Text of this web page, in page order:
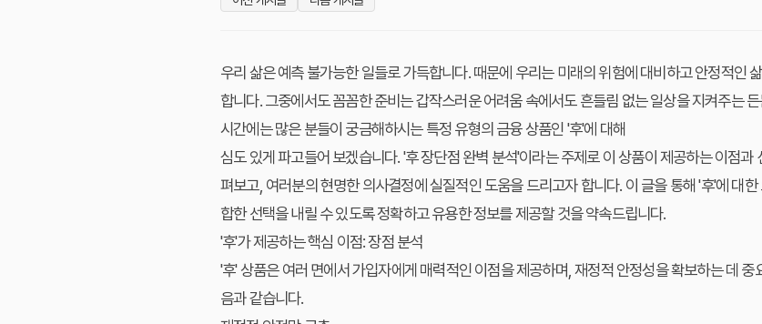
우리 삶은 예측 불가능한 일들로 가득합니다. 때문에 우리는 미래의 위험에 대비하고 안정적인
합니다. 그중에서도 꼼꼼한 준비는 갑작스러운 어려움 속에서도 흔들림 없는 일상을 지켜주는
시간에는 많은 분들이 궁금해하시는 특정 유형의 금융 상품인 '후'에 대해
심도 있게 파고들어 보겠습니다. '후 장단점 완벽 분석'이라는 주제로 이 상품이 제공하는 이점
펴보고, 여러분의 현명한 의사결정에 실질적인 도움을 드리고자 합니다. 이 글을 통해 '후'에 대
합한 선택을 내릴 수 있도록 정확하고 유용한 정보를 제공할 것을 약속드립니다.
'후'가 제공하는 핵심 이점: 장점 분석
'후' 상품은 여러 면에서 가입자에게 매력적인 이점을 제공하며, 재정적 안정성을 확보하는 데
음과 같습니다.